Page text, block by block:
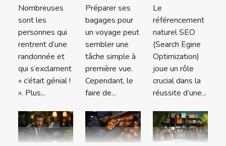
Nombreuses
sont les
personnes qui
rentrent d’une
randonnée et
qui s’exclament
« c’était génial !
». Plus...
Préparer ses
bagages pour
un voyage peut
sembler une
tâche simple à
première vue.
Cependant, le
faire de...
Le
référencement
naturel SEO
(Search Egine
Optimization)
joue un rôle
crucial dans la
réussite d’une...